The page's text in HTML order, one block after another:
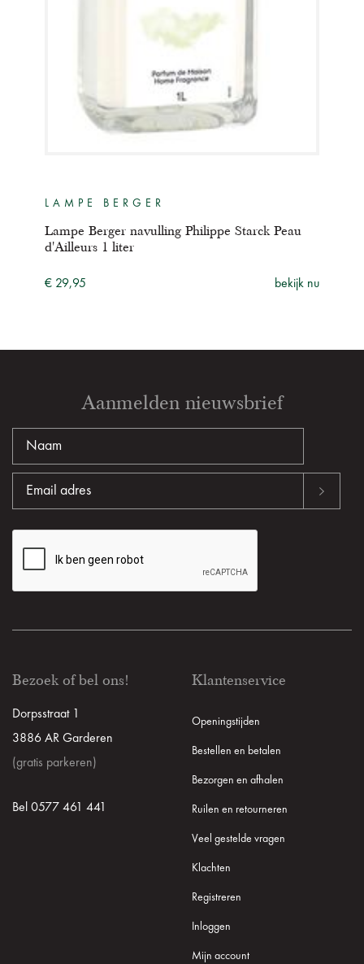
LAMPE BERGER
Lampe Berger navulling Philippe Starck Peau
d'Ailleurs 1 liter
€ 29,95 bekijk nu
Aanmelden nieuwsbrief
Bezoek of bel ons!
Dorpsstraat 1
3886 AR Garderen
(gratis parkeren)
Bel 0577 461 441
Klantenservice
Openingstijden
Bestellen en betalen
Bezorgen en afhalen
Ruilen en retourneren
Veel gestelde vragen
Klachten
Registreren
Inloggen
Mijn account